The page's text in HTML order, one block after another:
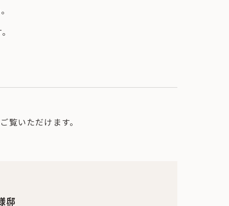
覧いただけます。
邸